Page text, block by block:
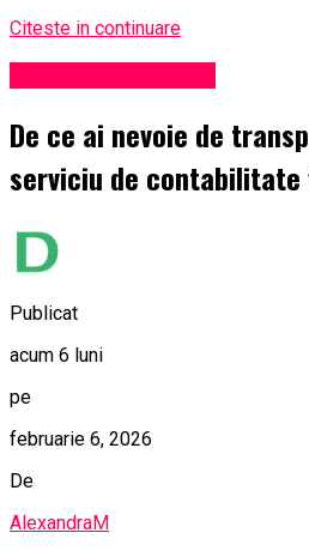
Citeste in continuare
De ce ai nevoie de
serviciu de
Publicat
acum 6 luni
pe
februarie 6, 2026
De
AlexandraM